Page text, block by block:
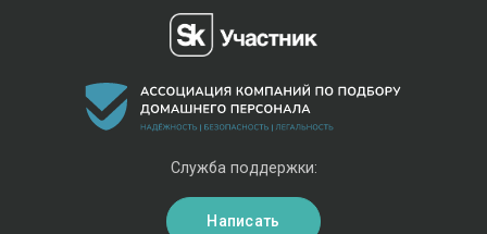
Служба поддержки:
Написать